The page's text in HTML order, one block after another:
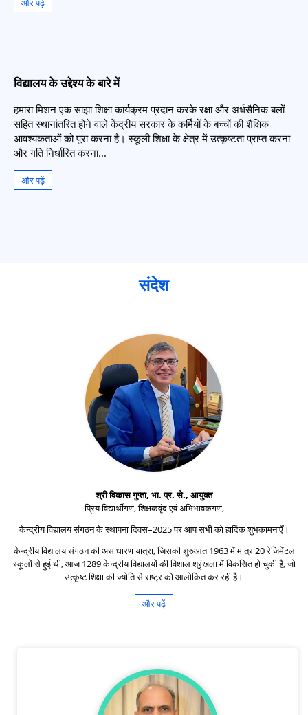
और पढ़ें
विद्यालय के उद्देश्य के बारे में
हमारा मिशन एक साझा शिक्षा कार्यक्रम प्रदान करके रक्षा और अर्धसैनिक बलों
सहित स्थानांतरित होने वाले केंद्रीय सरकार के कर्मियों के बच्चों की शैक्षिक
आवश्यकताओं को पूरा करना है। स्कूली शिक्षा के क्षेत्र में उत्कृष्टता प्राप्त करना
और गति निर्धारित करना...
और पढ़ें
संदेश
श्री विकास गुप्ता, भा. प्र. से., आयुक्त
प्रिय विद्यार्थीगण, शिक्षकवृंद एवं अभिभावकगण,
केन्द्रीय विद्यालय संगठन के स्थापना दिवस–2025 पर आप सभी को हार्दिक शुभकामनाएँ।
केन्द्रीय विद्यालय संगठन की असाधारण यात्रा, जिसकी शुरुआत 1963 में मात्र 20 रेजिमेंटल
स्कूलों से हुई थी, आज 1289 केन्द्रीय विद्यालयों की विशाल श्रृंखला में विकसित हो चुकी है, जो
उत्कृष्ट शिक्षा की ज्योति से राष्ट्र को आलोकित कर रही है।
और पढ़ें